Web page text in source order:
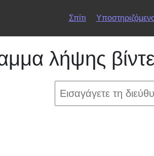
Σπίτι
λήψης